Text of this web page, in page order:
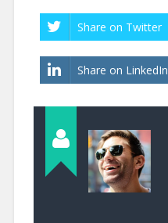
Share on Twitter
Share on LinkedIn